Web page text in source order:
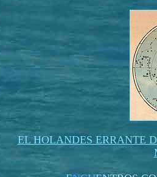
EL HOLANDES ERRANTE